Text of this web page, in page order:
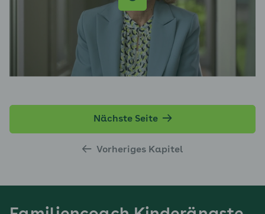
Vorheriges Kapitel
Nächste Seite